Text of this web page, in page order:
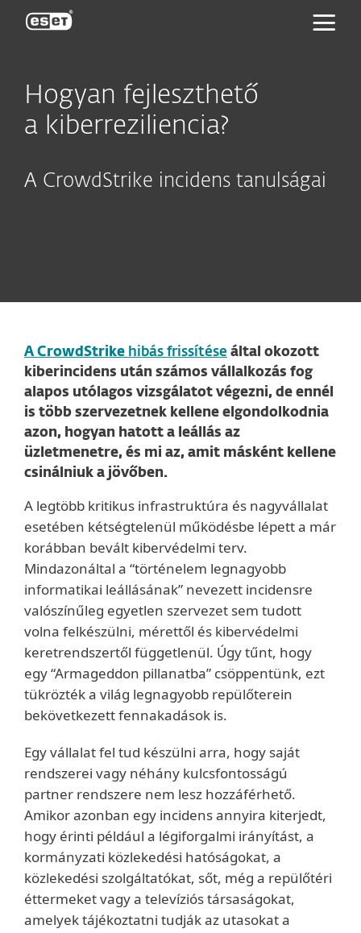
Hogyan fejleszthető
a kiberreziliencia?
A CrowdStrike incidens tanulságai
A CrowdStrike hibás frissítése által okozott
kiberincidens után számos vállalkozás fog
alapos utólagos vizsgálatot végezni, de ennél
is több szervezetnek kellene elgondolkodnia
azon, hogyan hatott a leállás az
üzletmenetre, és mi az, amit másként kellene
csinálniuk a jövőben.
A legtöbb kritikus infrastruktúra és nagyvállalat
esetében kétségtelenül működésbe lépett a már
korábban bevált kibervédelmi terv.
Mindazonáltal a “történelem legnagyobb
informatikai leállásának” nevezett incidensre
valószínűleg egyetlen szervezet sem tudott
volna felkészülni, mérettől és kibervédelmi
keretrendszertől függetlenül. Úgy tűnt, hogy
egy “Armageddon pillanatba” csöppentünk, ezt
tükrözték a világ legnagyobb repülőterein
bekövetkezett fennakadások is.
Egy vállalat fel tud készülni arra, hogy saját
rendszerei vagy néhány kulcsfontosságú
partner rendszere nem lesz hozzáférhető.
Amikor azonban egy incidens annyira kiterjedt,
hogy érinti például a légiforgalmi irányítást, a
kormányzati közlekedési hatóságokat, a
közlekedési szolgáltatókat, sőt, még a repülőtéri
éttermeket vagy a televíziós társaságokat,
amelyek tájékoztatni tudják az utasokat a
ESET